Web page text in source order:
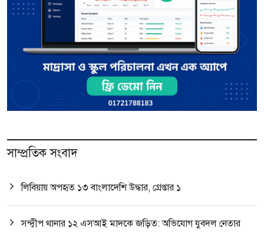
সাম্প্রতিক সংবাদ
লিবিয়ায় অপহৃত ১৩ বাংলাদেশি উদ্ধার, গ্রেপ্তার ১
সন্দ্বীপ থানার ১২ এসআই মাদকে জড়িত: অভিযোগ যুবদল নেতার